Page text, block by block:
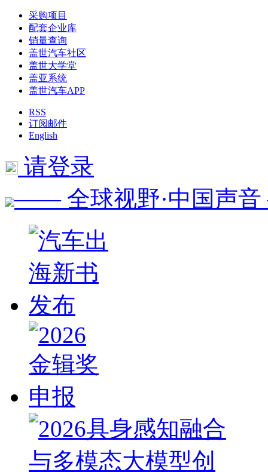
采购项目
配套企业库
销量查询
盖世汽车社区
盖世大学堂
盖亚系统
盖世汽车APP
RSS
订阅邮件
English
请登录
—— 全球视野·中国声